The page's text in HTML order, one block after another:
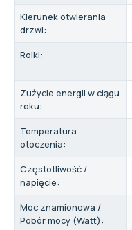
Kierunek otwierania
drzwi:
Rolki:
Zużycie energii w ciągu
roku:
Temperatura
otoczenia:
Częstotliwość /
napięcie:
Moc znamionowa /
Pobór mocy (Watt):